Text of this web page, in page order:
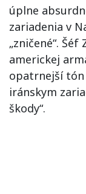
úplne
zariadenia v
„zničené“.
americkej
opatrnejší tón
iránskym
škody“.